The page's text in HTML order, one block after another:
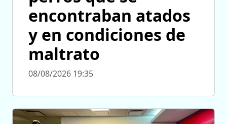
encontraban atados
y en condiciones de
maltrato
08/08/2026 19:35